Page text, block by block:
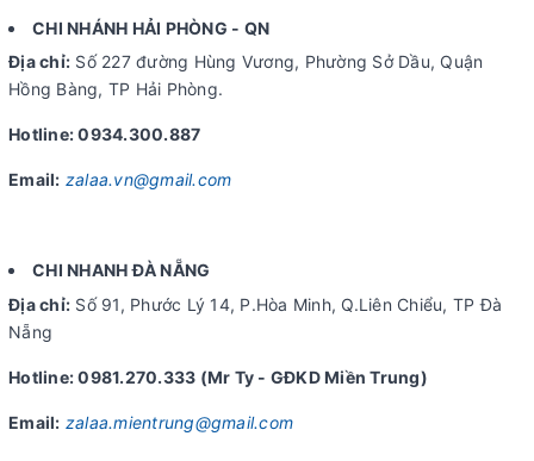
CHI NHÁNH HẢI PHÒNG - QN
Địa chỉ: Số 227 đường Hùng Vương, Phường Sở Dầu, Quận
Hồng Bàng, TP Hải Phòng.
Hotline: 0934.300.887
Email: zalaa.vn@gmail.com
CHI NHANH ĐÀ NẴNG
Địa chỉ: Số 91, Phước Lý 14, P.Hòa Minh, Q.Liên Chiểu, TP Đà
Nẵng
Hotline: 0981.270.333 (Mr Ty - GĐKD Miền Trung)
Email: zalaa.mientrung@gmail.com